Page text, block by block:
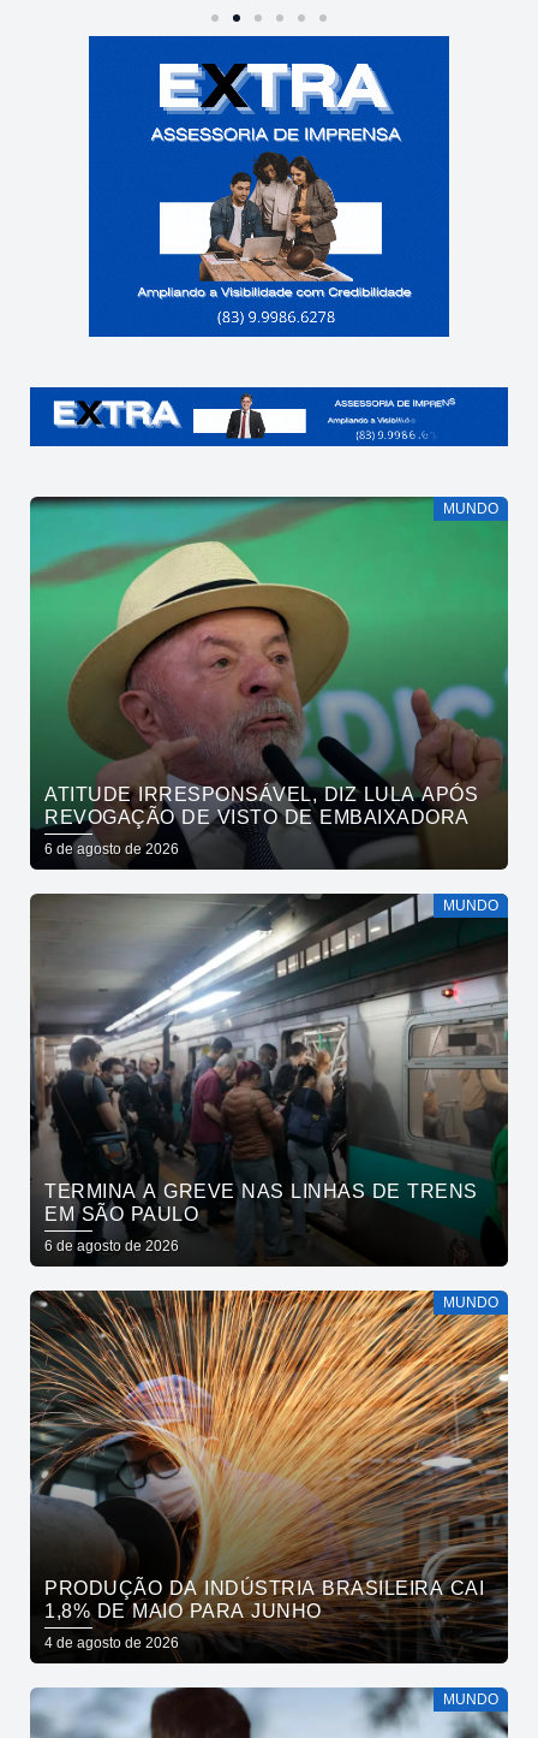
MUNDO
ATITUDE IRRESPONSÁVEL, DIZ LULA APÓS
REVOGAÇÃO DE VISTO DE EMBAIXADORA
6 de agosto de 2026
MUNDO
TERMINA A GREVE NAS LINHAS DE TRENS
EM SÃO PAULO
6 de agosto de 2026
MUNDO
PRODUÇÃO DA INDÚSTRIA BRASILEIRA CAI
1,8% DE MAIO PARA JUNHO
4 de agosto de 2026
MUNDO